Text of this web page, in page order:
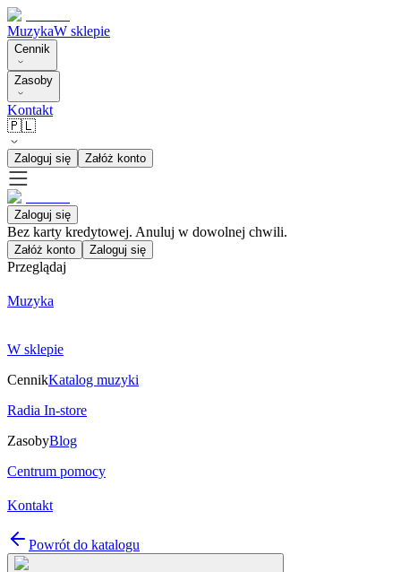
MuzykaW sklepie
Cennik
Zasoby
Kontakt
🇵🇱
Zaloguj się Załóż konto
Zaloguj się
Bez karty kredytowej. Anuluj w dowolnej chwili.
Załóż konto Zaloguj się
Przeglądaj
Muzyka
W sklepie
CennikKatalog muzyki
Radia In-store
ZasobyBlog
Centrum pomocy
Kontakt
Powrót do katalogu